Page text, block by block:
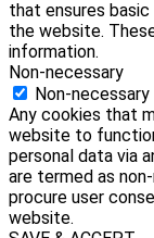
that ensures
the website.
information.
Non-necessary
Non-necessary
Any cookies that
website to
personal data via
are termed as
procure user
website.